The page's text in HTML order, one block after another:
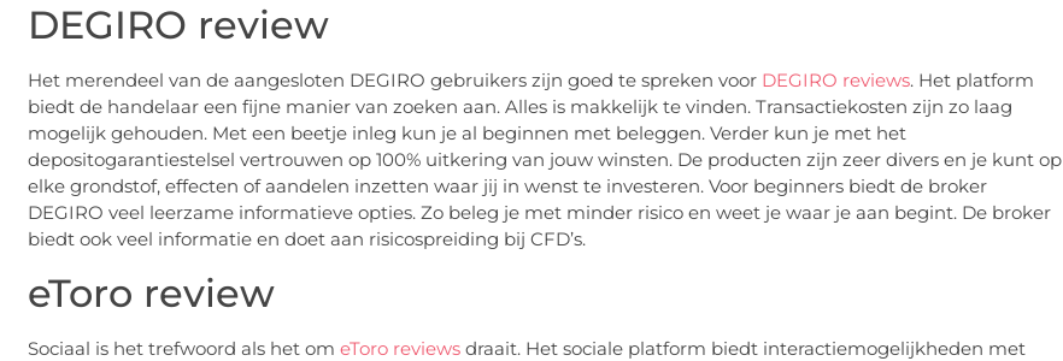
DEGIRO review
Het merendeel van de aangesloten DEGIRO gebruikers zijn goed te spreken voor DEGIRO reviews. Het platform
biedt de handelaar een fijne manier van zoeken aan. Alles is makkelijk te vinden. Transactiekosten zijn zo laag
mogelijk gehouden. Met een beetje inleg kun je al beginnen met beleggen. Verder kun je met het
depositogarantiestelsel vertrouwen op 100% uitkering van jouw winsten. De producten zijn zeer divers en je kunt op
elke grondstof, effecten of aandelen inzetten waar jij in wenst te investeren. Voor beginners biedt de broker
DEGIRO veel leerzame informatieve opties. Zo beleg je met minder risico en weet je waar je aan begint. De broker
biedt ook veel informatie en doet aan risicospreiding bij CFD’s.
eToro review
Sociaal is het trefwoord als het om eToro reviews draait. Het sociale platform biedt interactiemogelijkheden met